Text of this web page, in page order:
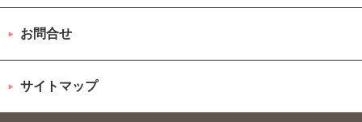
お問合せ
サイトマップ